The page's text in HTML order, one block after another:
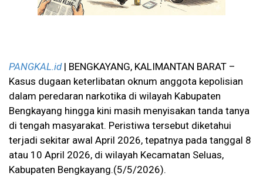
PANGKAL.id| BENGKAYANG, KALIMANTAN BARAT –
Kasus dugaan keterlibatan oknum anggota kepolisian
dalam peredaran narkotika di wilayah Kabupaten
Bengkayang hingga kini masih menyisakan tanda tanya
di tengah masyarakat. Peristiwa tersebut diketahui
terjadi sekitar awal April 2026, tepatnya pada tanggal 8
atau 10 April 2026, di wilayah Kecamatan Seluas,
Kabupaten Bengkayang.(5/5/2026).